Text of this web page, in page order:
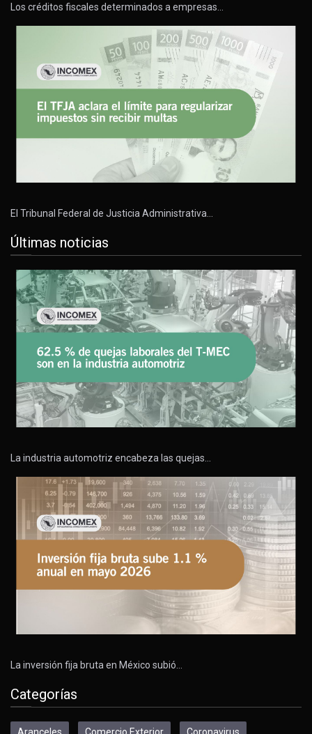
Los créditos fiscales determinados a empresas…
El Tribunal Federal de Justicia Administrativa…
Últimas noticias
La industria automotriz encabeza las quejas…
La inversión fija bruta en México subió…
Categorías
Aranceles Comercio Exterior Coronavirus